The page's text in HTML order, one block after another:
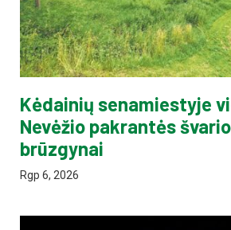
Kėdainių senamiestyje
Nevėžio pakrantės
brūzgynai
Rgp 6, 2026